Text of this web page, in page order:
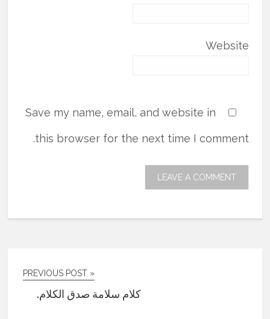
Website
Save my name, email, and website in
this browser for the next time I comment.
« PREVIOUS POST
كلام سلامة صدق الكلام.